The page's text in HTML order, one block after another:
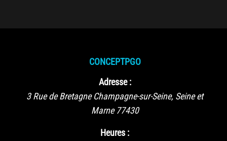
CONCEPTPGO
Adresse :
3 Rue de Bretagne Champagne-sur-Seine, Seine et
Marne 77430
Heures :